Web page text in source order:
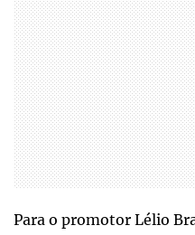
Para o promotor Lélio